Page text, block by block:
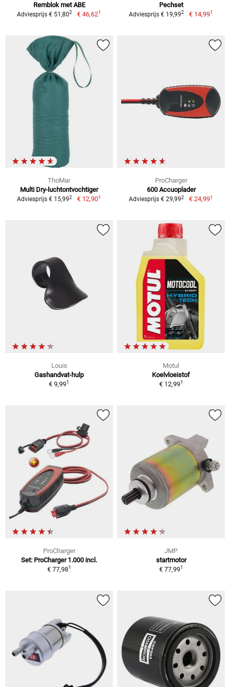
Remblok met ABE
Adviesprijs € 51,802 € 46,621
Pechset
Adviesprijs € 19,992 € 14,991
ThoMar
Multi Dry-luchtontvochtiger
Adviesprijs € 15,992 € 12,901
ProCharger
600 Accuoplader
Adviesprijs € 29,992 € 24,991
Louis
Gashandvat-hulp
€ 9,991
Motul
Koelvloeistof
€ 12,991
ProCharger
Set: ProCharger 1.000 incl.
€ 77,981
JMP
startmotor
€ 77,991